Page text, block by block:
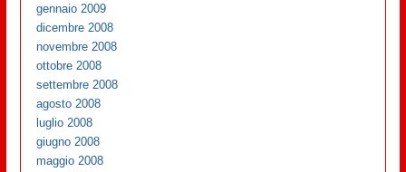
gennaio 2009
dicembre 2008
novembre 2008
ottobre 2008
settembre 2008
agosto 2008
luglio 2008
giugno 2008
maggio 2008